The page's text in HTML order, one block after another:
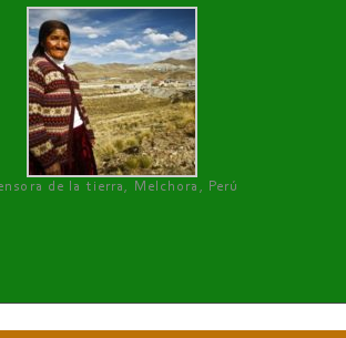
de la tierra, Melchora, Perú